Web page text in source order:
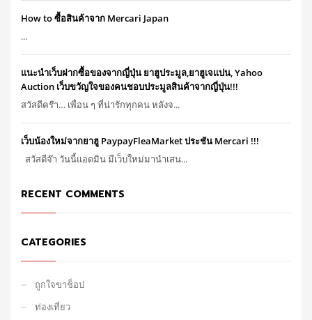
How to ซื้อสินค้าจาก Mercari Japan
...
แนะนำเว็บฝากซื้อของจากญี่ปุ่น ยาฮูประมูล,ยาฮูเจแปน, Yahoo
Auction เว็บขวัญใจของคนชอบประมูลสินค้าจากญี่ปุ่น!!!
สวัสดีคร๊า… เพื่อน ๆ ที่น่ารักทุกคน หลังจ...
เว็บน้องใหม่จากยาฮู PaypayFleaMarket ประชัน Mercari !!!
สวัสดีจ๊า วันนี้แอดมิน มีเว็บใหม่มานำเสน...
RECENT COMMENTS
CATEGORIES
ถูกใจขาช็อป
ท่องเที่ยว